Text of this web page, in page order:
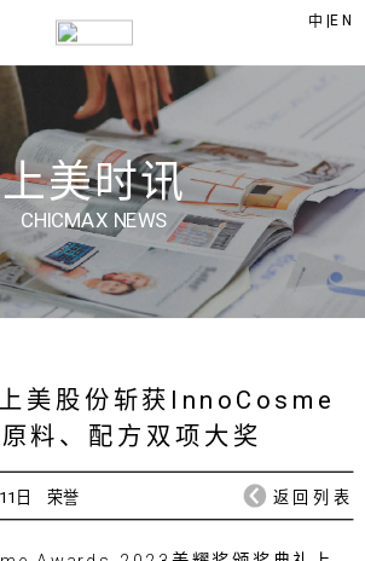
中 |EN
上美时讯
CHICMAX NEWS
美股份斩获InnoCosme
料、配方双项大奖
日 荣誉 返回列表